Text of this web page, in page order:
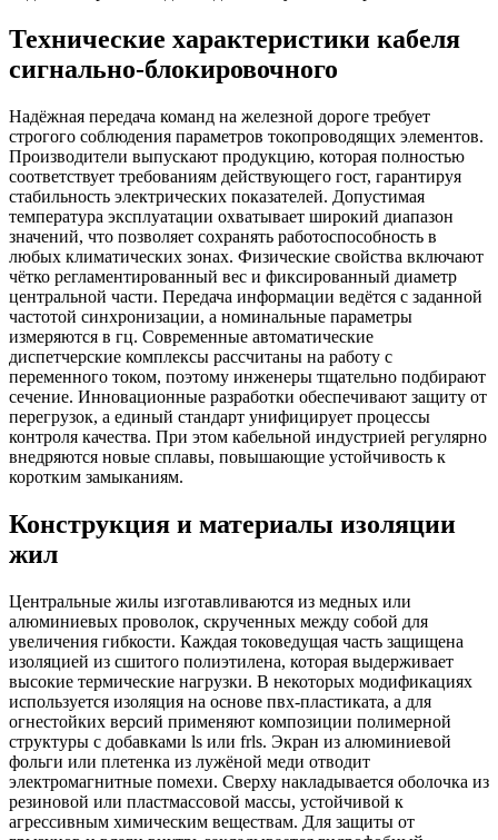
Технические характеристики кабеля
сигнально-блокировочного
Надёжная передача команд на железной дороге требует
строгого соблюдения параметров токопроводящих элементов.
Производители выпускают продукцию, которая полностью
соответствует требованиям действующего гост, гарантируя
стабильность электрических показателей. Допустимая
температура эксплуатации охватывает широкий диапазон
значений, что позволяет сохранять работоспособность в
любых климатических зонах. Физические свойства включают
чётко регламентированный вес и фиксированный диаметр
центральной части. Передача информации ведётся с заданной
частотой синхронизации, а номинальные параметры
измеряются в гц. Современные автоматические
диспетчерские комплексы рассчитаны на работу с
переменного током, поэтому инженеры тщательно подбирают
сечение. Инновационные разработки обеспечивают защиту от
перегрузок, а единый стандарт унифицирует процессы
контроля качества. При этом кабельной индустрией регулярно
внедряются новые сплавы, повышающие устойчивость к
коротким замыканиям.
Конструкция и материалы изоляции
жил
Центральные жилы изготавливаются из медных или
алюминиевых проволок, скрученных между собой для
увеличения гибкости. Каждая токоведущая часть защищена
изоляцией из сшитого полиэтилена, которая выдерживает
высокие термические нагрузки. В некоторых модификациях
используется изоляция на основе пвх-пластиката, а для
огнестойких версий применяют композиции полимерной
структуры с добавками ls или frls. Экран из алюминиевой
фольги или плетенка из лужёной меди отводит
электромагнитные помехи. Сверху накладывается оболочка из
резиновой или пластмассовой массы, устойчивой к
агрессивным химическим веществам. Для защиты от